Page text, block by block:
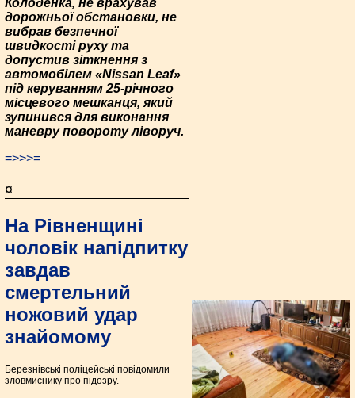
Колоденка, не врахував
дорожньої обстановки, не
вибрав безпечної
швидкості руху та
допустив зіткнення з
автомобілем «Nissan Leaf»
під керуванням 25-річного
місцевого мешканця, який
зупинився для виконання
маневру повороту ліворуч.
=>>>=
¤
На Рівненщині
чоловік напідпитку
завдав
смертельний
ножовий удар
знайомому
Березнівські поліцейські повідомили
зловмиснику про підозру.